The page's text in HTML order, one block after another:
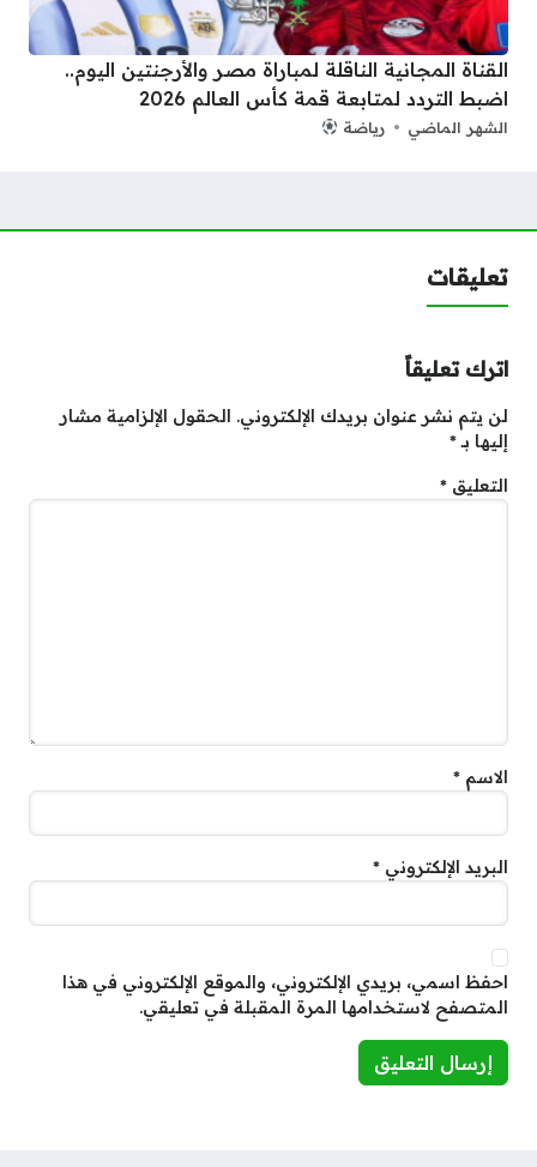
القناة المجانية الناقلة لمباراة مصر والأرجنتين اليوم..
اضبط التردد لمتابعة قمة كأس العالم 2026
الشهر الماضي رياضة
تعليقات
اترك تعليقاً
لن يتم نشر عنوان بريدك الإلكتروني. الحقول الإلزامية مشار
إليها بـ*
التعليق *
الاسم *
البريد الإلكتروني *
احفظ اسمي، بريدي الإلكتروني، والموقع الإلكتروني في هذا
المتصفح لاستخدامها المرة المقبلة في تعليقي.